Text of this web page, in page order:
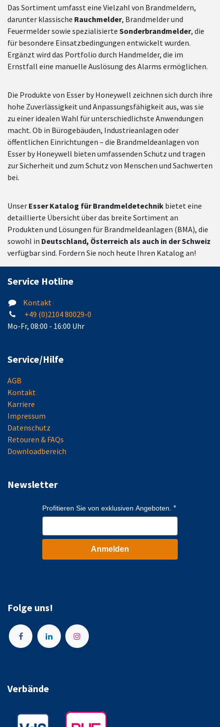
Das Sortiment umfasst eine Vielzahl von Brandmeldern,
darunter klassische Rauchmelder, Brandmelder und
Feuermelder sowie spezialisierte Sonderbrandmelder, die
für besondere Einsatzbedingungen entwickelt wurden.
Ergänzt wird das Portfolio durch Handmelder, die im
Ernstfall eine manuelle Auslösung des Alarms ermöglichen.
Die Produkte von Esser by Honeywell zeichnen sich durch ihre
hohe Zuverlässigkeit und Anpassungsfähigkeit aus, was sie
zu einer idealen Wahl für unterschiedlichste Anwendungen
macht. Ob in Bürogebäuden, Industrieanlagen oder
öffentlichen Einrichtungen – die Brandmeldeanlagen von
Esser by Honeywell bieten umfassenden Schutz und tragen
zur Sicherheit und zum Schutz von Menschen und Sachwerten
bei.
Unser Esser Katalog für Brandmeldetechnik bietet eine
detaillierte Übersicht über das breite Sortiment an
Produkten und Lösungen für Brandmeldeanlagen (BMA), die
sowohl in Deutschland, Österreich als auch in der Schweiz
verfügbar sind. Fordern Sie noch heute Ihren Katalog an!
Service Hotline
Kontakt
+49 (0)2104 80029-0
Mo-Fr, 08:00 - 16:00 Uhr
Service/Hilfe
AGB
Kontakt
Karriere
Impressum
Datenschutz
Retouren & FAQs
Downloadbereich
Newsletter
Profitieren Sie von exklusiven Angeboten.
Anmelden
Folge uns!
Verbände